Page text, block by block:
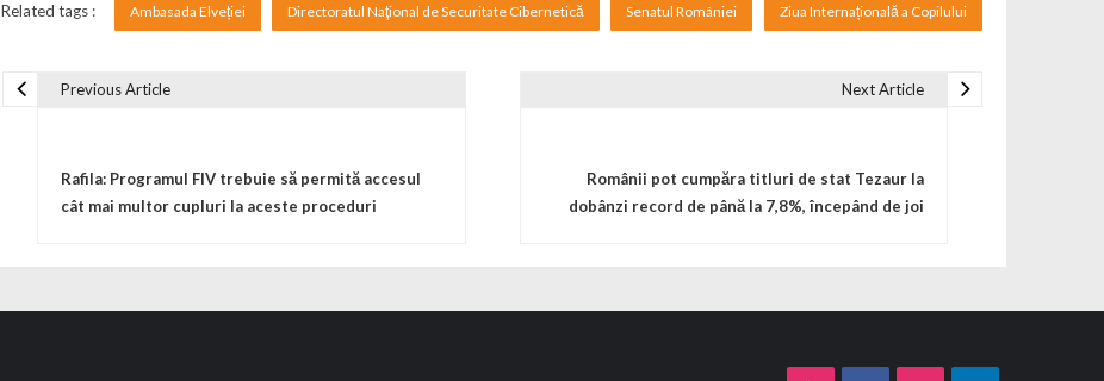
Related tags : Ambasada Elveției Directoratul Naţional de Securitate Cibernetică Senatul României Ziua Internațională a Copilului
Previous Article
Rafila: Programul FIV trebuie să permită accesul
cât mai multor cupluri la aceste proceduri
Next Article
Românii pot cumpăra titluri de stat Tezaur la
dobânzi record de până la 7,8%, începând de joi